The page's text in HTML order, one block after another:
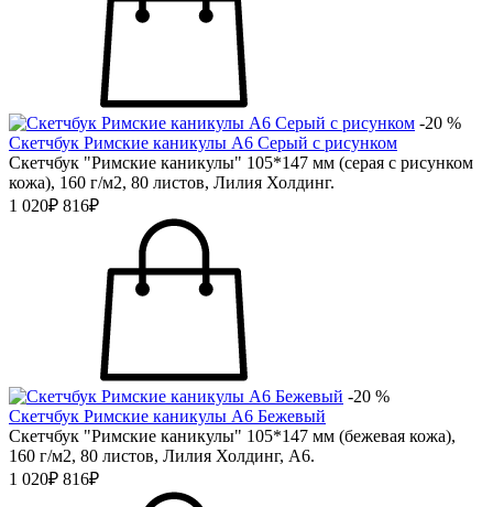
-20 %
Скетчбук Римские каникулы А6 Серый с рисунком
Скетчбук "Римские каникулы" 105*147 мм (серая с рисунком
кожа), 160 г/м2, 80 листов, Лилия Холдинг.
1 020₽ 816₽
-20 %
Скетчбук Римские каникулы А6 Бежевый
Скетчбук "Римские каникулы" 105*147 мм (бежевая кожа),
160 г/м2, 80 листов, Лилия Холдинг, А6.
1 020₽ 816₽